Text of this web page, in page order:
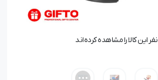
نفر این کالا را مشاهده کرده‌اند